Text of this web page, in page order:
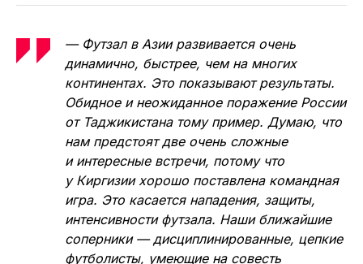
— Футзал в Азии развивается очень
динамично, быстрее, чем на многих
континентах. Это показывают результаты.
Обидное и неожиданное поражение России
от Таджикистана тому пример. Думаю, что
нам предстоят две очень сложные
и интересные встречи, потому что
у Киргизии хорошо поставлена командная
игра. Это касается нападения, защиты,
интенсивности футзала. Наши ближайшие
соперники — дисциплинированные, цепкие
футболисты, умеющие на совесть